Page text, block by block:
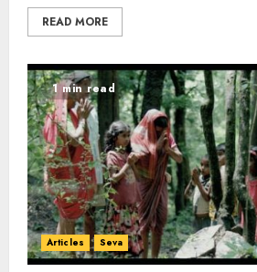
READ MORE
1 min read
Articles Seva